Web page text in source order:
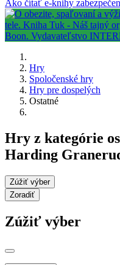
Ako čítať e-knihy
Hry
Spoločenské hry
Hry pre dospelých
Ostatné
Hry z kategórie
Harding
Zúžiť výber
Zoradiť
Zúžiť výber